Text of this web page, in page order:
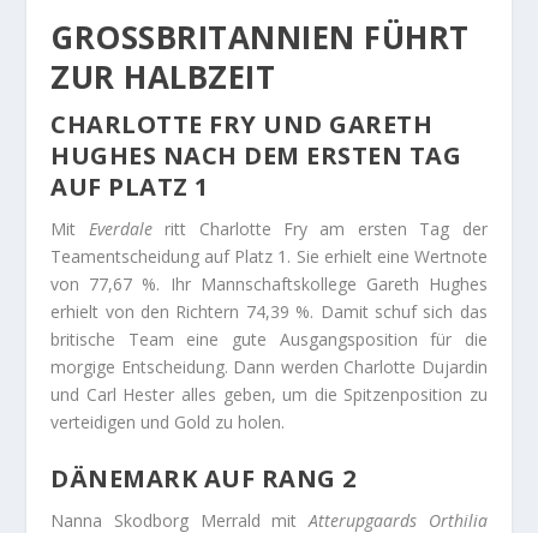
GROSSBRITANNIEN FÜHRT Z
UR HALBZEIT
CHARLOTTE FRY UND GARETH
HUGHES NACH DEM ERSTEN TAG
AUF PLATZ 1
Mit Everdale ritt Charlotte Fry am ersten Tag der
Teamentscheidung auf Platz 1. Sie erhielt eine Wertnote
von 77,67 %. Ihr Mannschaftskollege Gareth Hughes
erhielt von den Richtern 74,39 %. Damit schuf sich das
britische Team eine gute Ausgangsposition für die
morgige Entscheidung. Dann werden Charlotte Dujardin
und Carl Hester alles geben, um die Spitzenposition zu
verteidigen und Gold zu holen.
DÄNEMARK AUF RANG 2
Nanna Skodborg Merrald mit Atterupgaards Orthilia